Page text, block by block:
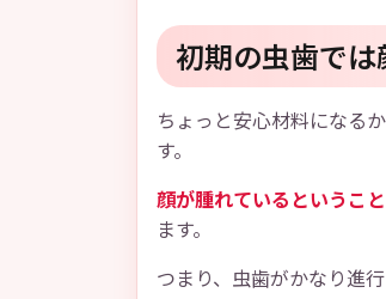
初期の虫歯で
ちょっと安心材料になる
す。
顔が腫れているというこ
ます。
つまり、虫歯がかなり進